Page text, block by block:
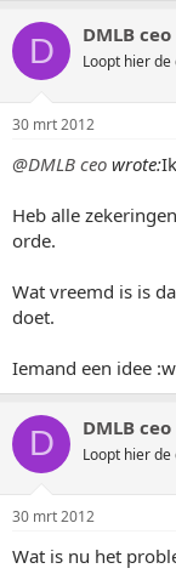
D DMLB ceo
Loopt hier
30 mrt 2012
@DMLB ceo wrote:
Heb alle
orde.
Wat vreemd is is
doet.
Iemand een idee
D DMLB ceo
Loopt hier
30 mrt 2012
Wat is nu het